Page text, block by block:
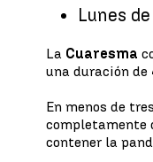
Lunes
La Cuaresma
una duración de
En menos de
completamente
contener la